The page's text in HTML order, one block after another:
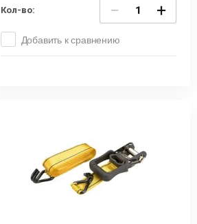
Кол-во: − +
Добавить к сравнению